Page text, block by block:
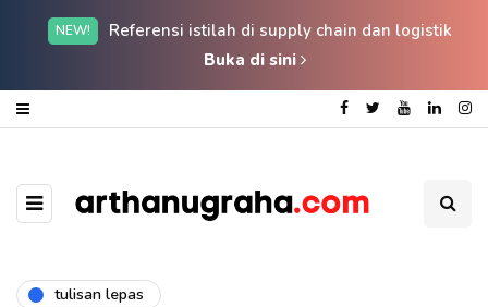
NEW!
Referensi istilah di supply chain dan logistik
Buka di sini
tulisan lepas